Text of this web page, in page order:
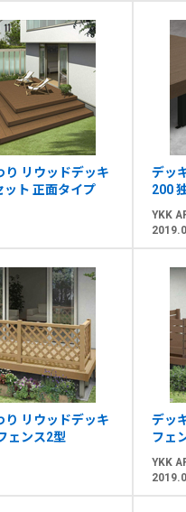
り リウッドデッキ
ット 正面タイプ
デッ
200
YKK
り リウッドデッキ
ェンス2型
デッ
フェ
YKK